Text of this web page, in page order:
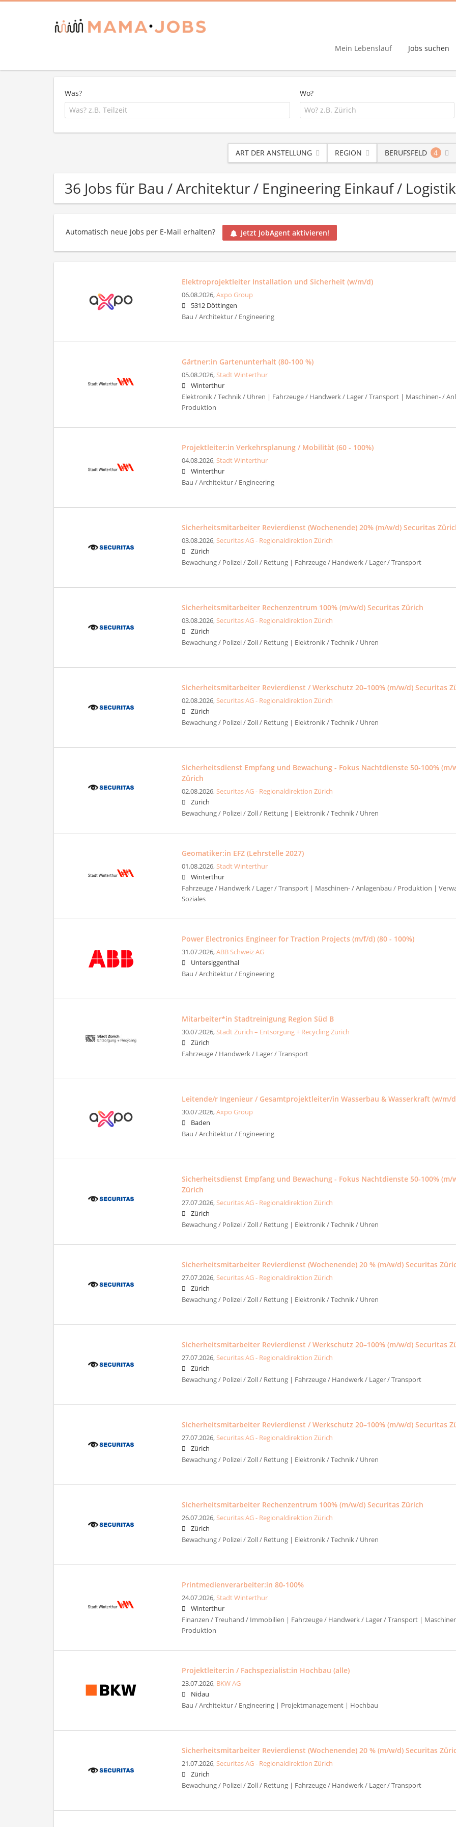
Mein Lebenslauf Jobs suchen
Was? Wo?
ART DER ANSTELLUNG REGION BERUFSFELD 4
36 Jobs für Bau / Architektur / Engineering Einkauf /
Automatisch neue Jobs per E-Mail erhalten? Jetzt JobAgent aktivieren!
Elektroprojektleiter Installation und Sicherheit (w/m/d)
06.08.2026,Axpo Group
5312 Döttingen
Bau / Architektur / Engineering
Gärtner:in Gartenunterhalt (80-100 %)
05.08.2026,Stadt Winterthur
Winterthur
Elektronik / Technik / Uhren | Fahrzeuge / Handwerk / Lager / Transport | Maschinen- /
Produktion
Projektleiter:in Verkehrsplanung / Mobilität (60 - 100%)
04.08.2026,Stadt Winterthur
Winterthur
Bau / Architektur / Engineering
Sicherheitsmitarbeiter Revierdienst (Wochenende) 20% (m/w/d) Securitas
03.08.2026,Securitas AG - Regionaldirektion Zürich
Zürich
Bewachung / Polizei / Zoll / Rettung | Fahrzeuge / Handwerk / Lager / Transport
Sicherheitsmitarbeiter Rechenzentrum 100% (m/w/d) Securitas Zürich
03.08.2026,Securitas AG - Regionaldirektion Zürich
Zürich
Bewachung / Polizei / Zoll / Rettung | Elektronik / Technik / Uhren
Sicherheitsmitarbeiter Revierdienst / Werkschutz 20–100% (m/w/d) Securitas
02.08.2026,Securitas AG - Regionaldirektion Zürich
Zürich
Bewachung / Polizei / Zoll / Rettung | Elektronik / Technik / Uhren
Sicherheitsdienst Empfang und Bewachung - Fokus Nachtdienste 50-100% (m/
Zürich
02.08.2026,Securitas AG - Regionaldirektion Zürich
Zürich
Bewachung / Polizei / Zoll / Rettung | Elektronik / Technik / Uhren
Geomatiker:in EFZ (Lehrstelle 2027)
01.08.2026,Stadt Winterthur
Winterthur
Fahrzeuge / Handwerk / Lager / Transport | Maschinen- / Anlagenbau / Produktion |
Soziales
Power Electronics Engineer for Traction Projects (m/f/d) (80 - 100%)
31.07.2026,ABB Schweiz AG
Untersiggenthal
Bau / Architektur / Engineering
Mitarbeiter*in Stadtreinigung Region Süd B
30.07.2026,Stadt Zürich – Entsorgung + Recycling Zürich
Zürich
Fahrzeuge / Handwerk / Lager / Transport
Leitende/r Ingenieur / Gesamtprojektleiter/in Wasserbau & Wasserkraft (w/m/
30.07.2026,Axpo Group
Baden
Bau / Architektur / Engineering
Sicherheitsdienst Empfang und Bewachung - Fokus Nachtdienste 50-100% (m/
Zürich
27.07.2026,Securitas AG - Regionaldirektion Zürich
Zürich
Bewachung / Polizei / Zoll / Rettung | Elektronik / Technik / Uhren
Sicherheitsmitarbeiter Revierdienst (Wochenende) 20 % (m/w/d) Securitas
27.07.2026,Securitas AG - Regionaldirektion Zürich
Zürich
Bewachung / Polizei / Zoll / Rettung | Elektronik / Technik / Uhren
Sicherheitsmitarbeiter Revierdienst / Werkschutz 20–100% (m/w/d) Securitas
27.07.2026,Securitas AG - Regionaldirektion Zürich
Zürich
Bewachung / Polizei / Zoll / Rettung | Fahrzeuge / Handwerk / Lager / Transport
Sicherheitsmitarbeiter Revierdienst / Werkschutz 20–100% (m/w/d) Securitas
27.07.2026,Securitas AG - Regionaldirektion Zürich
Zürich
Bewachung / Polizei / Zoll / Rettung | Elektronik / Technik / Uhren
Sicherheitsmitarbeiter Rechenzentrum 100% (m/w/d) Securitas Zürich
26.07.2026,Securitas AG - Regionaldirektion Zürich
Zürich
Bewachung / Polizei / Zoll / Rettung | Elektronik / Technik / Uhren
Printmedienverarbeiter:in 80-100%
24.07.2026,Stadt Winterthur
Winterthur
Finanzen / Treuhand / Immobilien | Fahrzeuge / Handwerk / Lager / Transport |
Produktion
Projektleiter:in / Fachspezialist:in Hochbau (alle)
23.07.2026, BKW AG
Nidau
Bau / Architektur / Engineering | Projektmanagement | Hochbau
Sicherheitsmitarbeiter Revierdienst (Wochenende) 20 % (m/w/d) Securitas
21.07.2026,Securitas AG - Regionaldirektion Zürich
Zürich
Bewachung / Polizei / Zoll / Rettung | Fahrzeuge / Handwerk / Lager / Transport